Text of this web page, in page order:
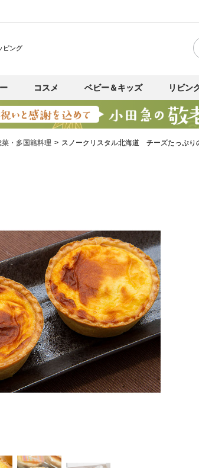
ピング
コスメ ベビー＆キッズ リビン
菜・多国籍料理 スノークリスタル北海道 チーズたっぷり